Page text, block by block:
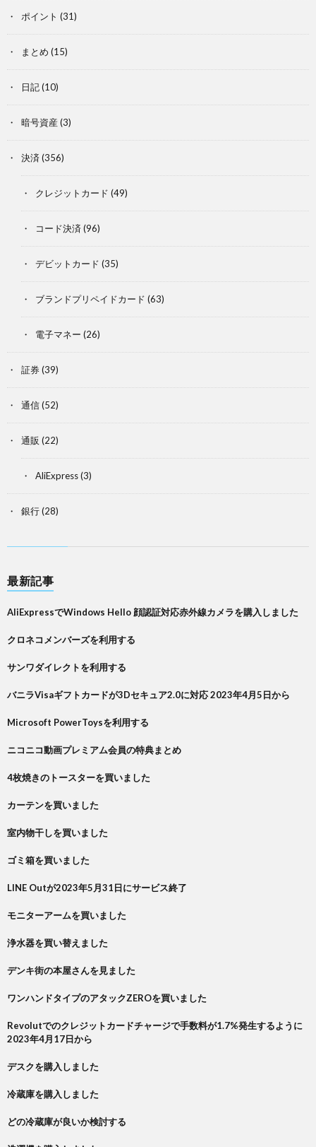
ポイント (31)
まとめ (15)
日記(10)
暗号資産 (3)
決済 (356)
クレジットカード (49)
コード決済 (96)
デビットカード (35)
ブランドプリペイドカード (63)
電子マネー (26)
証券(39)
通信(52)
通販 (22)
AliExpress(3)
銀行(28)
最新記事
AliExpressでWindows Hello 顔認証対応赤外線カメラを購入しました
クロネコメンバーズを利用する
サンワダイレクトを利用する
バニラVisaギフトカードが3Dセキュア2.0に対応 2023年4月5日から
Microsoft PowerToysを利用する
ニコニコ動画プレミアム会員の特典まとめ
4枚焼きのトースターを買いました
カーテンを買いました
室内物干しを買いました
ゴミ箱を買いました
LINE Outが2023年5月31日にサービス終了
モニターアームを買いました
浄水器を買い替えました
デンキ街の本屋さんを見ました
ワンハンドタイプのアタックZEROを買いました
Revolutでのクレジットカードチャージで手数料が1.7%発生するように
2023年4月17日から
デスクを購入しました
冷蔵庫を購入しました
どの冷蔵庫が良いか検討する